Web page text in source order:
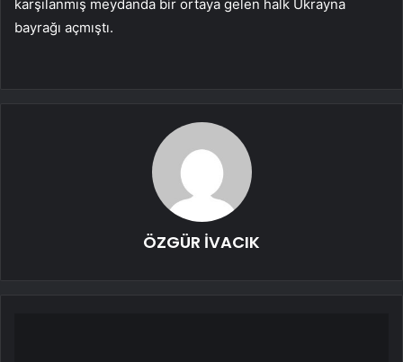
karşılanmış meydanda bir ortaya gelen halk Ukrayna
bayrağı açmıştı.
ÖZGÜR İVACIK